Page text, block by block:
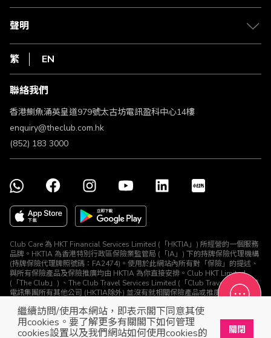
繼續訪問/使用本網站，即表示閣下同意其使
用cookies。要了解更多有關閣下如何管理
cookies設置以及我們網站如何使用cookies的
關閉
常見問題
csl.
1010
HKT
聲明
私隱聲明
使用條款
條款及細則
不歧視及不騷擾聲明
認可牌照及通告
繁 EN
聯絡我們
香港鰂魚涌英皇道979號太古坊電訊盈科中心14樓
enquiry@theclub.com.hk
(852) 183 3000
Club Care 為 HKT Financial Services Limited (「HKTIA」) 所經營的一個服務
品牌。HKTIA 為香港特別行政區保險業監管局 (「IA」) 下的持牌保險代理機構
(持牌保險代理牌照號碼：FA2474)。使用於此網站內所有對「保險」的提述、
與所有保險產品及保險推廣均由 HKTIA 為你直接安排。Club HKT Limited
(「The Club」) 、The Club Travel Services Limited (「Club Travel」) 及香港
電訊集團所有其他公司 (HKTIA除外) 並沒有就相關保險產品或推廣安排任何保
© The Club 2026. 保留所有權利
立即下載The Club手機app